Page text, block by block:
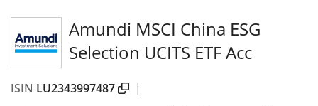
Amundi MSCI China ESG
Selection UCITS ETF Acc
ISIN LU2343997487
|